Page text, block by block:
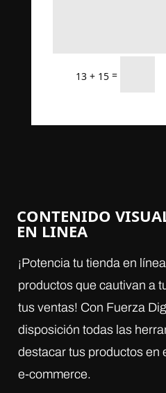
13 + 15 =
CONTENIDO
EN LINEA
¡Potencia tu tienda en
productos que cautivan a
tus ventas! Con Fuerza
disposición todas las
destacar tus productos en
e-commerce.